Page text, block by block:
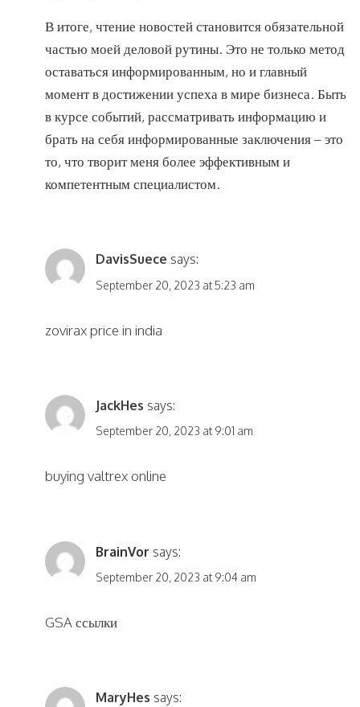
В итоге, чтение новостей становится обязательной
частью моей деловой рутины. Это не только метод
оставаться информированным, но и главный
момент в достижении успеха в мире бизнеса. Быть
в курсе событий, рассматривать информацию и
брать на себя информированные заключения – это
то, что творит меня более эффективным и
компетентным специалистом.
DavisSuece says:
September 20, 2023 at 5:23 am
zovirax price in india
JackHes says:
September 20, 2023 at 9:01 am
buying valtrex online
BrainVor says:
September 20, 2023 at 9:04 am
GSA ссылки
MaryHes says: